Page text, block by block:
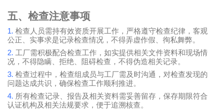
五、检查注意事项
1. 检查人员需持有效资质开展工作，严格遵守检查纪律，客观
公正、实事求是记录检查情况，不得弄虚作假、徇私舞弊。
2. 工厂需积极配合检查工作，如实提供相关文件资料和现场情
况，不得隐瞒、拒绝、阻碍检查，不得伪造相关记录。
3. 检查过程中，检查组成员与工厂需及时沟通，对检查发现的
问题达成共识，确保检查工作顺利推进。
4. 所有检查记录、报告及相关资料需妥善留存，保存期限符合
认证机构及相关法规要求，便于追溯核查。